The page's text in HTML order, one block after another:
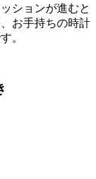
ションが進むと
お手持ちの時計
。